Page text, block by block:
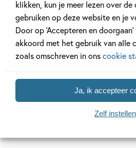
klikken, kun je meer lezen over
gebruiken op deze website en je
Door op ‘Accepteren en
akkoord met het gebruik van alle
zoals omschreven in onscookie
Ja, ik accepteer
Zelf instellen
Lees meer
Bekijk alle